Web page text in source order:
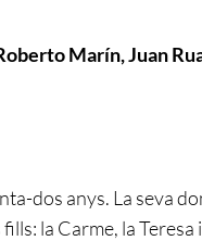
Marín, Juan
dos anys. La seva
la Carme, la